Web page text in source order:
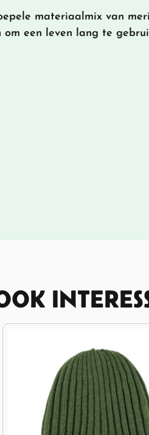
materiaalmix van
om een leven lang te